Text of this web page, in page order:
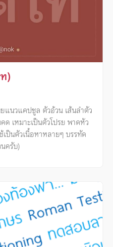
)
แนวแคปซูล ตัวอ้วน เส้นลำตัว
ด เหมาะเป็นตัวโปรย พาดหัว
ป็นตัวเนื้อหาหลายๆ บรรทัด
ครับ)